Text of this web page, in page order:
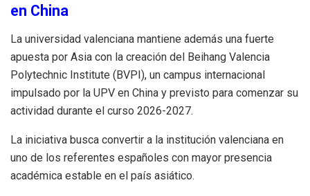
en China
La universidad valenciana mantiene además una fuerte
apuesta por Asia con la creación del Beihang Valencia
Polytechnic Institute (BVPI), un campus internacional
impulsado por la UPV en China y previsto para comenzar su
actividad durante el curso 2026-2027.
La iniciativa busca convertir a la institución valenciana en
uno de los referentes españoles con mayor presencia
académica estable en el país asiático.